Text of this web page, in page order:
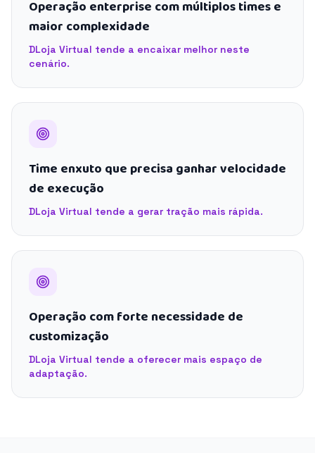
Operação enterprise com múltiplos times e
maior complexidade
DLoja Virtual tende a encaixar melhor neste
cenário.
Time enxuto que precisa ganhar velocidade
de execução
DLoja Virtual tende a gerar tração mais rápida.
Operação com forte necessidade de
customização
DLoja Virtual tende a oferecer mais espaço de
adaptação.